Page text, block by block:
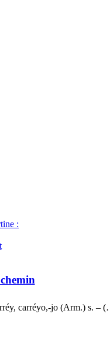
:
carréyo,-jo (Arm.) s. –